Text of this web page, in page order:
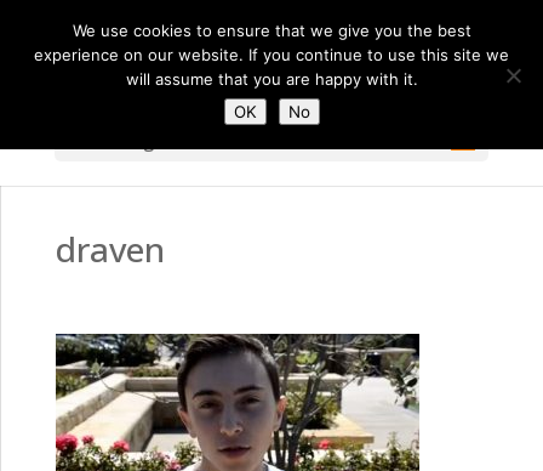
draven
We use cookies to ensure that we give you the best
experience on our website. If you continue to use this site we
will assume that you are happy with it.
OK
No